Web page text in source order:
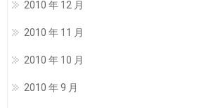
2010 年 12 月
2010 年 11 月
2010 年 10 月
2010 年 9 月